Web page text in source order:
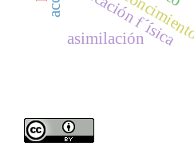
asimilación